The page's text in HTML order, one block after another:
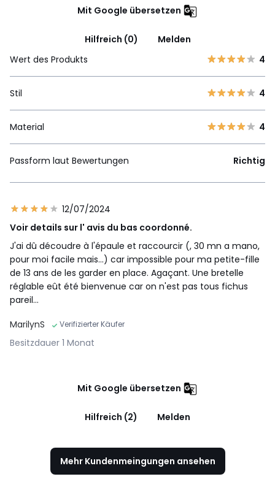
Mit Google übersetzen
Hilfreich (0)
Melden
Wert des Produkts
4
Stil 4
Material 4
Passform laut Bewertungen Richtig
12/07/2024
Voir details sur l' avis du bas coordonné.
J'ai dû découdre à l'épaule et raccourcir (, 30 mn a mano,
pour moi facile mais...) car impossible pour ma petite-fille
de 13 ans de les garder en place. Agaçant. Une bretelle
réglable eût été bienvenue car on n'est pas tous fichus
pareil...
MarilynS
Verifizierter Käufer
Besitzdauer 1 Monat
Mit Google übersetzen
Hilfreich (2) Melden
Mehr Kundenmeingungen ansehen